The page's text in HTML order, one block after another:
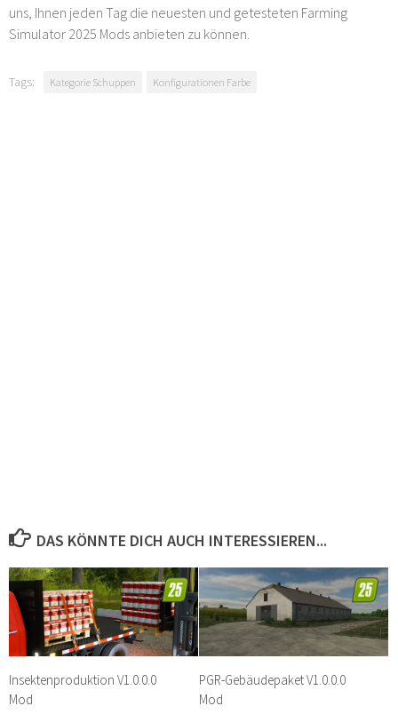
uns, Ihnen jeden Tag die neuesten und getesteten Farming
Simulator 2025 Mods anbieten zu können.
Tags: Kategorie Schuppen Konfigurationen Farbe
DAS KÖNNTE DICH AUCH INTERESSIEREN...
Insektenproduktion V1.0.0.0
Mod
PGR-Gebäudepaket V1.0.0.0
Mod